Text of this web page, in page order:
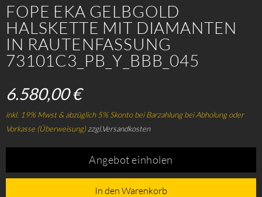
FOPE EKA GELBGOLD
HALSKETTE MIT DIAMANTEN
IN RAUTENFASSUNG
73101C3_PB_Y_BBB_045
6.580,00 €
inkl. 19% Mwst & abzüglich 5% Skonto bei Barzahlung bei Abholung oder
Vorkasse (Überweisung)zzgl.Versandkosten
Angebot einholen
In den Warenkorb